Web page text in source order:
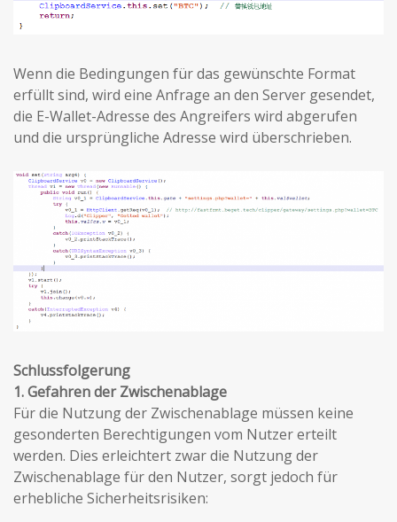
Wenn die Bedingungen für das gewünschte Format
erfüllt sind, wird eine Anfrage an den Server gesendet,
die E-Wallet-Adresse des Angreifers wird abgerufen
und die ursprüngliche Adresse wird überschrieben.
Schlussfolgerung
1. Gefahren der Zwischenablage
Für die Nutzung der Zwischenablage müssen keine
gesonderten Berechtigungen vom Nutzer erteilt
werden. Dies erleichtert zwar die Nutzung der
Zwischenablage für den Nutzer, sorgt jedoch für
erhebliche Sicherheitsrisiken: